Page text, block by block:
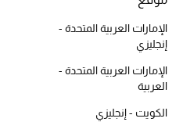
مستحضرات الاستحمام والعناية بالجسم
الإمارات العربية المتحدة -
إنجليزي
الإمارات العربية المتحدة -
العربية
الكويت - إنجليزي